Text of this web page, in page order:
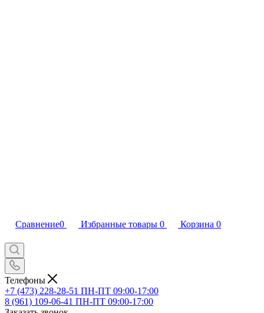
Сравнение0 Избранные товары 0 Корзина 0
Телефоны
+7 (473) 228-28-51 ПН-ПТ 09:00-17:00
8 (961) 109-06-41 ПН-ПТ 09:00-17:00